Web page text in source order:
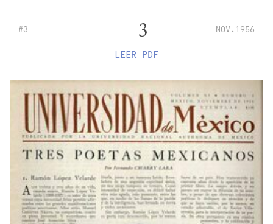
#3 3 NOV.1956
LEER PDF